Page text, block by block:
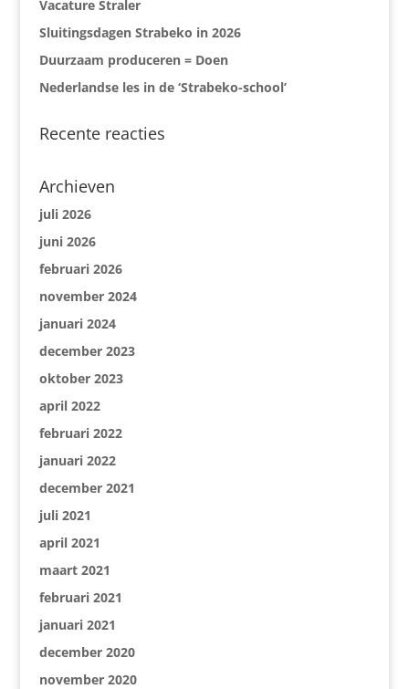
Vacature Straler
Sluitingsdagen Strabeko in 2026
Duurzaam produceren = Doen
Nederlandse les in de ‘Strabeko-school’
Recente reacties
Archieven
juli 2026
juni 2026
februari 2026
november 2024
januari 2024
december 2023
oktober 2023
april 2022
februari 2022
januari 2022
december 2021
juli 2021
april 2021
maart 2021
februari 2021
januari 2021
december 2020
november 2020